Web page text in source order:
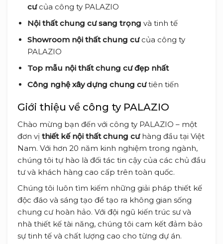
cưcủa công ty PALAZIO
Nội thất chung cư sang trọng và tinh tế
Showroom nội thất chung cưcủa công ty
PALAZIO
Top mẫu nội thất chung cư đẹp nhất
Công nghệ xây dựng chung cưtiên tiến
Giới thiệu về công ty PALAZIO
Chào mừng bạn đến với công ty PALAZIO – một
đơn vị thiết kế nội thất chung cưhàng đầu tại Việt
Nam. Với hơn 20 năm kinh nghiệm trong ngành,
chúng tôi tự hào là đối tác tin cậy của các chủ đầu
tư và khách hàng cao cấp trên toàn quốc.
Chúng tôi luôn tìm kiếm những giải pháp thiết kế
độc đáo và sáng tạo để tạo ra không gian sống
chung cư hoàn hảo. Với đội ngũ kiến trúc sư và
nhà thiết kế tài năng, chúng tôi cam kết đảm bảo
sự tinh tế và chất lượng cao cho từng dự án.